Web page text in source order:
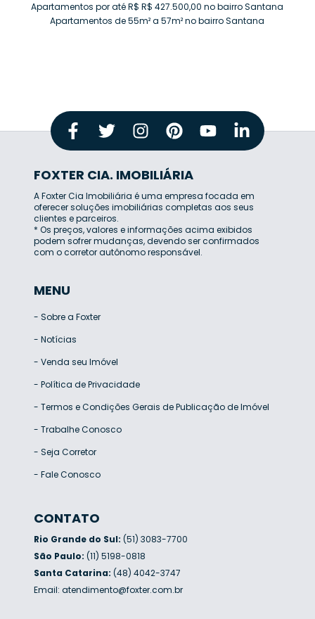
Apartamentos por até R$ R$ 427.500,00 no bairro Santana
Apartamentos de 55m² a 57m² no bairro Santana
FOXTER CIA. IMOBILIÁRIA
A Foxter Cia Imobiliária é uma empresa focada em
oferecer soluções imobiliárias completas aos seus
clientes e parceiros.
* Os preços, valores e informações acima exibidos
podem sofrer mudanças, devendo ser confirmados
com o corretor autônomo responsável.
MENU
- Sobre a Foxter
- Notícias
- Venda seu Imóvel
- Política de Privacidade
- Termos e Condições Gerais de Publicação de Imóvel
- Trabalhe Conosco
- Seja Corretor
- Fale Conosco
CONTATO
Rio Grande do Sul: (51) 3083-7700
São Paulo: (11) 5198-0818
Santa Catarina: (48) 4042-3747
Email: atendimento@foxter.com.br